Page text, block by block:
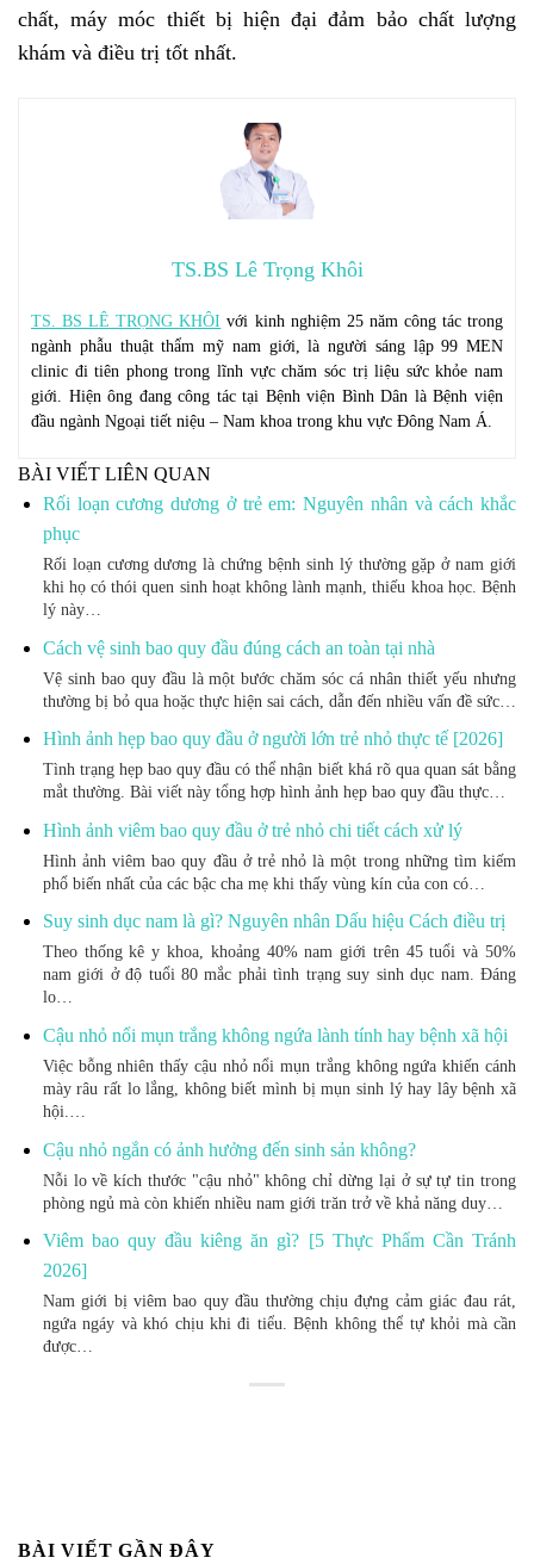
chất, máy móc thiết bị hiện đại đảm bảo chất lượng
khám và điều trị tốt nhất.
TS.BS Lê Trọng Khôi
TS. BS LÊ TRỌNG KHÔI với kinh nghiệm 25 năm công tác trong
ngành phẫu thuật thẩm mỹ nam giới, là người sáng lập 99 MEN
clinic đi tiên phong trong lĩnh vực chăm sóc trị liệu sức khỏe nam
giới. Hiện ông đang công tác tại Bệnh viện Bình Dân là Bệnh viện
đầu ngành Ngoại tiết niệu – Nam khoa trong khu vực Đông Nam Á.
BÀI VIẾT LIÊN QUAN
Rối loạn cương dương ở trẻ em: Nguyên nhân và cách khắc
phục
Rối loạn cương dương là chứng bệnh sinh lý thường gặp ở nam giới
khi họ có thói quen sinh hoạt không lành mạnh, thiếu khoa học. Bệnh
lý này…
Cách vệ sinh bao quy đầu đúng cách an toàn tại nhà
Vệ sinh bao quy đầu là một bước chăm sóc cá nhân thiết yếu nhưng
thường bị bỏ qua hoặc thực hiện sai cách, dẫn đến nhiều vấn đề sức…
Hình ảnh hẹp bao quy đầu ở người lớn trẻ nhỏ thực tế [2026]
Tình trạng hẹp bao quy đầu có thể nhận biết khá rõ qua quan sát bằng
mắt thường. Bài viết này tổng hợp hình ảnh hẹp bao quy đầu thực…
Hình ảnh viêm bao quy đầu ở trẻ nhỏ chi tiết cách xử lý
Hình ảnh viêm bao quy đầu ở trẻ nhỏ là một trong những tìm kiếm
phổ biến nhất của các bậc cha mẹ khi thấy vùng kín của con có…
Suy sinh dục nam là gì? Nguyên nhân Dấu hiệu Cách điều trị
Theo thống kê y khoa, khoảng 40% nam giới trên 45 tuổi và 50%
nam giới ở độ tuổi 80 mắc phải tình trạng suy sinh dục nam. Đáng
lo…
Cậu nhỏ nổi mụn trắng không ngứa lành tính hay bệnh xã hội
Việc bỗng nhiên thấy cậu nhỏ nổi mụn trắng không ngứa khiến cánh
mày râu rất lo lắng, không biết mình bị mụn sinh lý hay lây bệnh xã
hội.…
Cậu nhỏ ngắn có ảnh hưởng đến sinh sản không?
Nỗi lo về kích thước "cậu nhỏ" không chỉ dừng lại ở sự tự tin trong
phòng ngủ mà còn khiến nhiều nam giới trăn trở về khả năng duy…
Viêm bao quy đầu kiêng ăn gì? [5 Thực Phẩm Cần Tránh
2026]
Nam giới bị viêm bao quy đầu thường chịu đựng cảm giác đau rát,
ngứa ngáy và khó chịu khi đi tiểu. Bệnh không thể tự khỏi mà cần
được…
BÀI VIẾT GẦN ĐÂY